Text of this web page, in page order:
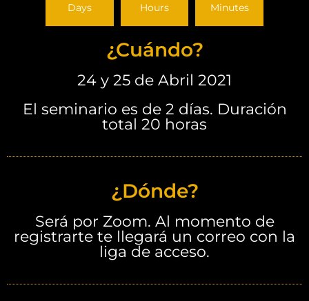
Days Hours Minutes
¿Cuándo?
24 y 25 de Abril 2021
El seminario es de 2 días. Duración
total 20 horas
¿Dónde?
Será por Zoom. Al momento de
registrarte te llegará un correo con la
liga de acceso.